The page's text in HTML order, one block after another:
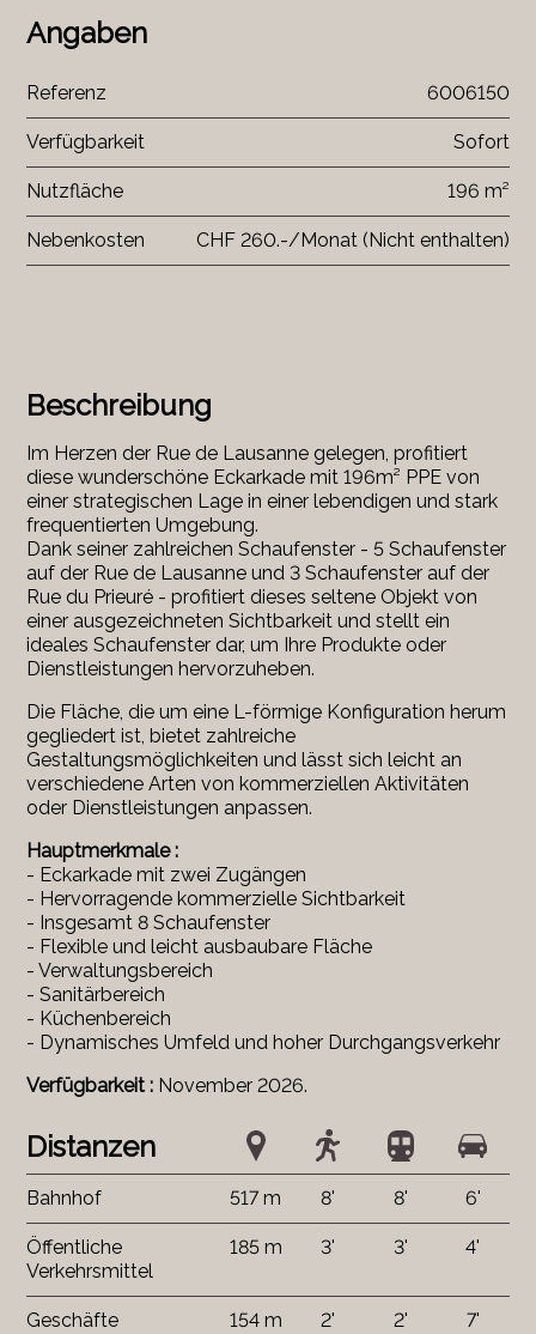
Beschreibung
Im Herzen der Rue de Lausanne gelegen, profitiert
diese wunderschöne Eckarkade mit 196m² PPE von
einer strategischen Lage in einer lebendigen und stark
frequentierten Umgebung.
Dank seiner zahlreichen Schaufenster - 5 Schaufenster
auf der Rue de Lausanne und 3 Schaufenster auf der
Rue du Prieuré - profitiert dieses seltene Objekt von
einer ausgezeichneten Sichtbarkeit und stellt ein
ideales Schaufenster dar, um Ihre Produkte oder
Dienstleistungen hervorzuheben.
Die Fläche, die um eine L-förmige Konfiguration herum
gegliedert ist, bietet zahlreiche
Gestaltungsmöglichkeiten und lässt sich leicht an
verschiedene Arten von kommerziellen Aktivitäten
oder Dienstleistungen anpassen.
Hauptmerkmale :
- Eckarkade mit zwei Zugängen
- Hervorragende kommerzielle Sichtbarkeit
- Insgesamt 8 Schaufenster
- Flexible und leicht ausbaubare Fläche
- Verwaltungsbereich
- Sanitärbereich
- Küchenbereich
- Dynamisches Umfeld und hoher Durchgangsverkehr
Verfügbarkeit : November 2026.
Distanzen
Bahnhof 517 m 8' 8' 6'
Öffentliche
Verkehrsmittel
185 m 3' 3' 4'
Geschäfte 154 m 2' 2' 7'
Angaben
Referenz 6006150
Verfügbarkeit Sofort
Nutzfläche 196 m²
Nebenkosten CHF 260.-/Monat (Nicht enthalten)